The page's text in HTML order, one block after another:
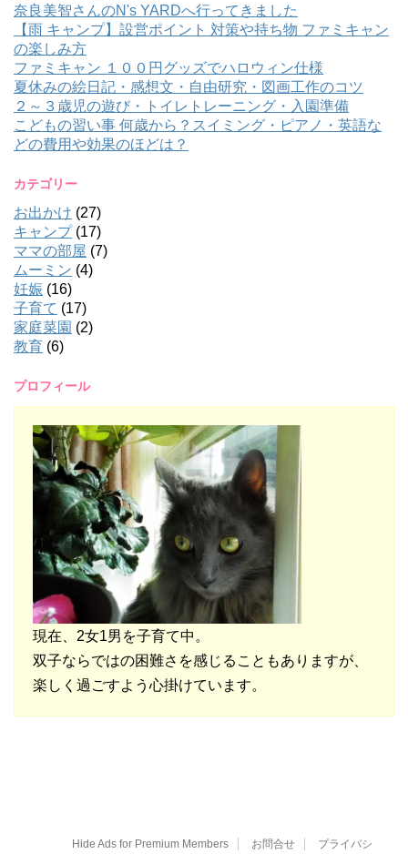
奈良美智さんのN's YARDへ行ってきました
【雨 キャンプ】設営ポイント 対策や持ち物 ファミキャン
の楽しみ方
ファミキャン １００円グッズでハロウィン仕様
夏休みの絵日記・感想文・自由研究・図画工作のコツ
２～３歳児の遊び・トイレトレーニング・入園準備
こどもの習い事 何歳から？スイミング・ピアノ・英語な
どの費用や効果のほどは？
カテゴリー
お出かけ (27)
キャンプ(17)
ママの部屋 (7)
ムーミン (4)
妊娠 (16)
子育て (17)
家庭菜園 (2)
教育 (6)
プロフィール
現在、2女1男を子育て中。
双子ならではの困難さを感じることもありますが、
楽しく過ごすよう心掛けています。
Hide Ads for Premium Members お問合せ プライバシ